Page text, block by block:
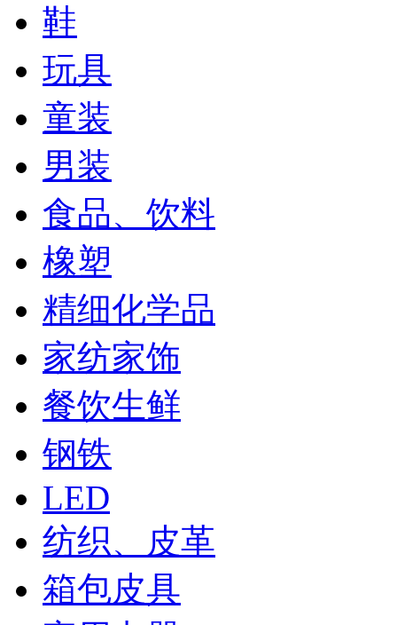
鞋
玩具
童装
男装
食品、饮料
橡塑
精细化学品
家纺家饰
餐饮生鲜
钢铁
LED
纺织、皮革
箱包皮具